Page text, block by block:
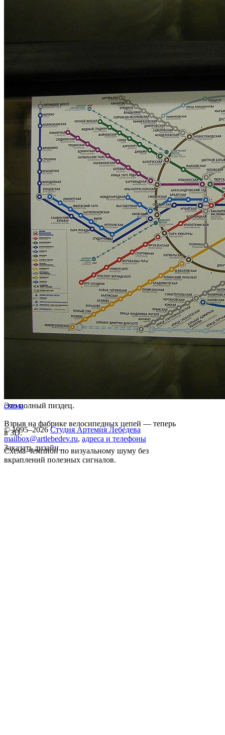
Это полный пиздец.
Взрыв на фабрике велосипедных цепей — теперь
в 3D.
Схема-чемпион по визуальному шуму без
вкраплений полезных сигналов.
схема
© 1995–2026 Студия Артемия Лебедева
mailbox@artlebedev.ru, адреса и телефоны
Заказать дизайн...